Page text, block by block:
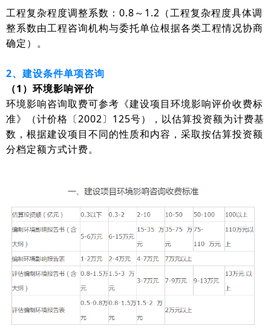
工程复杂程度调整系数：0.8～1.2（工程复杂程度具体调
整系数由工程咨询机构与委托单位根据各类工程情况协商
确定）。
2、建设条件单项咨询
（1）环境影响评价
环境影响咨询取费可参考《建设项目环境影响评价收费标
准》（计价格〔2002〕125号），以估算投资额为计费基
数，根据建设项目不同的性质和内容，采取按估算投资额
分档定额方式计费。